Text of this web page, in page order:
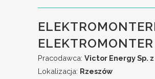
ELEKTROMONTER
Pracodawca: Victor Energy Sp. z
Lokalizacja: Rzeszów